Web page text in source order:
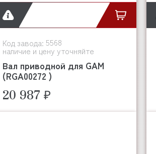
Код завода: 5568
наличие и цену уточняйте
Вал приводной для GAM
(RGA00272 )
20 987 ₽